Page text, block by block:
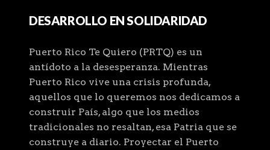
DESARROLLO EN SOLIDARIDAD
Puerto Rico Te Quiero (PRTQ) es un
antídoto a la desesperanza. Mientras
Puerto Rico vive una crisis profunda,
aquellos que lo queremos nos dedicamos a
construir País, algo que los medios
tradicionales no resaltan, esa Patria que se
construye a diario. Proyectar el Puerto